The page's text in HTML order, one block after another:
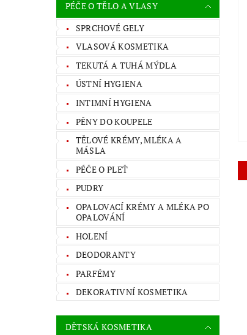
PÉČE O TĚLO A VLASY
SPRCHOVÉ GELY
VLASOVÁ KOSMETIKA
TEKUTÁ A TUHÁ MÝDLA
ÚSTNÍ HYGIENA
INTIMNÍ HYGIENA
PĚNY DO KOUPELE
TĚLOVÉ KRÉMY, MLÉKA A
MÁSLA
PÉČE O PLEŤ
PUDRY
OPALOVACÍ KRÉMY A MLÉKA PO
OPALOVÁNÍ
HOLENÍ
DEODORANTY
PARFÉMY
DEKORATIVNÍ KOSMETIKA
DĚTSKÁ KOSMETIKA